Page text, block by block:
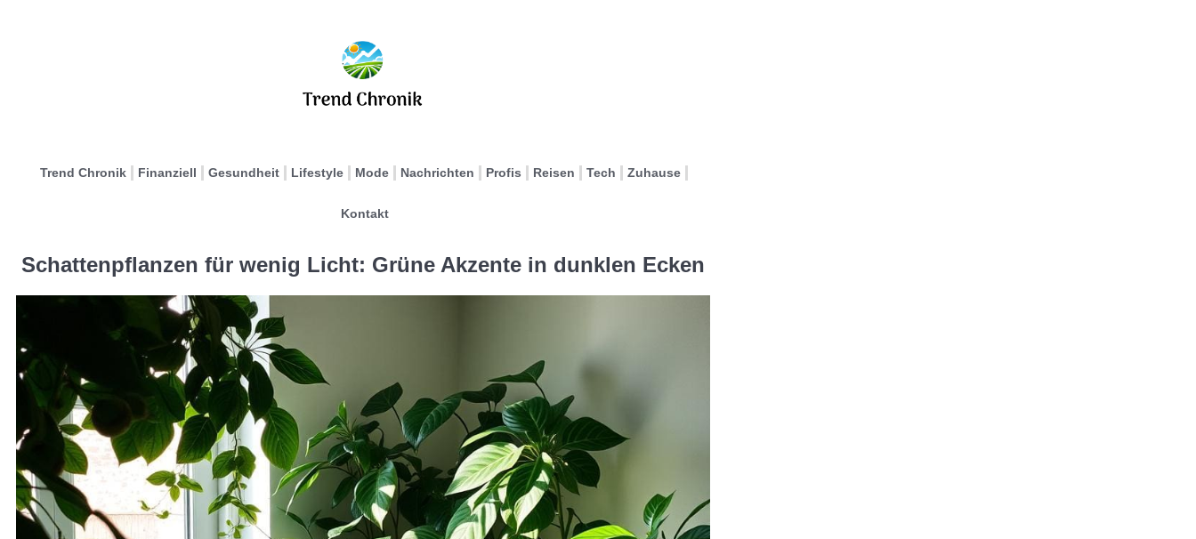
Trend Chronik Finanziell Gesundheit Lifestyle Mode Nachrichten Profis Reisen Tech Zuhause
Kontakt
Schattenpflanzen für wenig Licht: Grüne Akzente in dunklen Ecken